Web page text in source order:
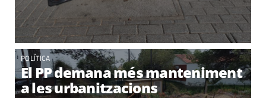
POLÍTICA
El PP demana més manteniment
a les urbanitzacions